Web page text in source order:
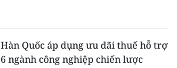
Hàn Quốc áp dụng ưu đãi thuế hỗ trợ
6 ngành công nghiệp chiến lược